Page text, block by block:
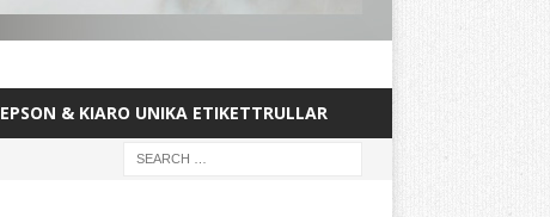
EPSON & KIARO UNIKA ETIKETTRULLAR